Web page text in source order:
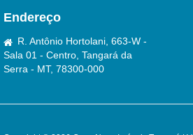
Endereço
R. Antônio Hortolani, 663-W -
Sala 01 - Centro, Tangará da
Serra - MT, 78300-000